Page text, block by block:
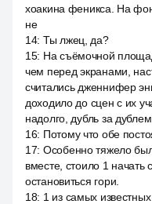
хоакина феникса. На
не
14: Ты лжец, да?
15: На съёмочной
чем перед экранами,
считались дженнифер
доходило до сцен с их
надолго, дубль за
16: Потому что обе
17: Особенно тяжело
вместе, стоило 1 начать
остановиться гори.
18: 1 из самых